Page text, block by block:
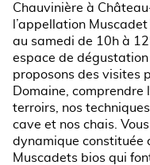
Chauvinière à
l’appellation
au samedi de 10h à
espace de
proposons des visites
Domaine,
terroirs, nos
cave et nos chais.
dynamique constituée
Muscadets bios qui